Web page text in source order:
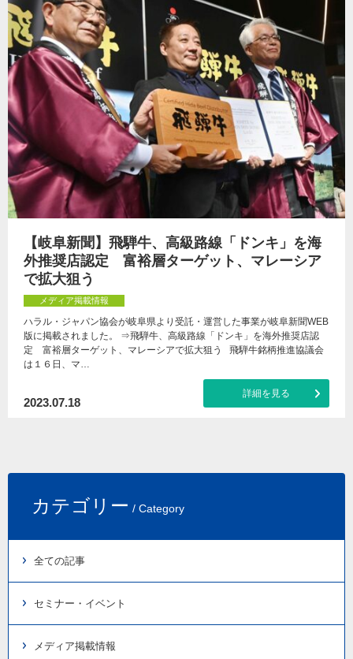
【岐阜新聞】飛騨牛、高級路線「ドンキ」を海
外推奨店認定 富裕層ターゲット、マレーシア
で拡大狙う
メディア掲載情報
ハラル・ジャパン協会が岐阜県より受託・運営した事業が岐阜新聞WEB
版に掲載されました。 ⇒飛騨牛、高級路線「ドンキ」を海外推奨店認
定 富裕層ターゲット、マレーシアで拡大狙う 飛騨牛銘柄推進協議会
は１６日、マ…
2023.07.18
詳細を見る
カテゴリー / Category
全ての記事
セミナー・イベント
メディア掲載情報